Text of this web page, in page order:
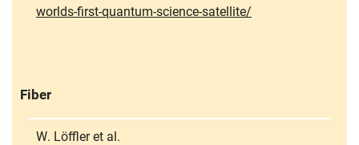
worlds-first-quantum-science-satellite/
Fiber
W. Löffler et al.